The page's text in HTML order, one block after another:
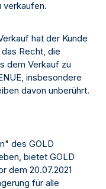
verkaufen.
hat der Kunde
Recht, die
dem Verkauf zu
insbesondere
davon unberührt.
des GOLD
bietet GOLD
dem 20.07.2021
für alle